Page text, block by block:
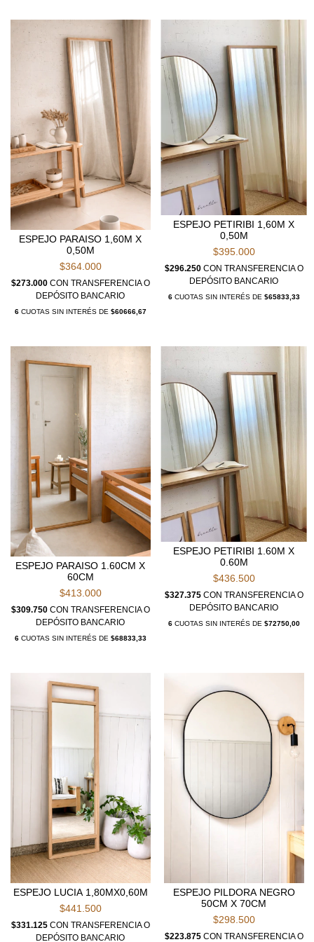
ESPEJO PARAISO 1,60M X
0,50M
$364.000
$273.000 CON TRANSFERENCIA O
DEPÓSITO BANCARIO
6CUOTAS SIN INTERÉS DE $60666,67
ESPEJO PETIRIBI 1,60M X
0,50M
$395.000
$296.250 CON TRANSFERENCIA O
DEPÓSITO BANCARIO
6CUOTAS SIN INTERÉS DE $65833,33
ESPEJO PARAISO 1.60CM X
60CM
$413.000
$309.750 CON TRANSFERENCIA O
DEPÓSITO BANCARIO
6CUOTAS SIN INTERÉS DE $68833,33
ESPEJO PETIRIBI 1.60M X
0.60M
$436.500
$327.375 CON TRANSFERENCIA O
DEPÓSITO BANCARIO
6CUOTAS SIN INTERÉS DE $72750,00
ESPEJO LUCIA 1,80MX0,60M
$441.500
$331.125 CON TRANSFERENCIA O
DEPÓSITO BANCARIO
ESPEJO PILDORA NEGRO
50CM X 70CM
$298.500
$223.875 CON TRANSFERENCIA O